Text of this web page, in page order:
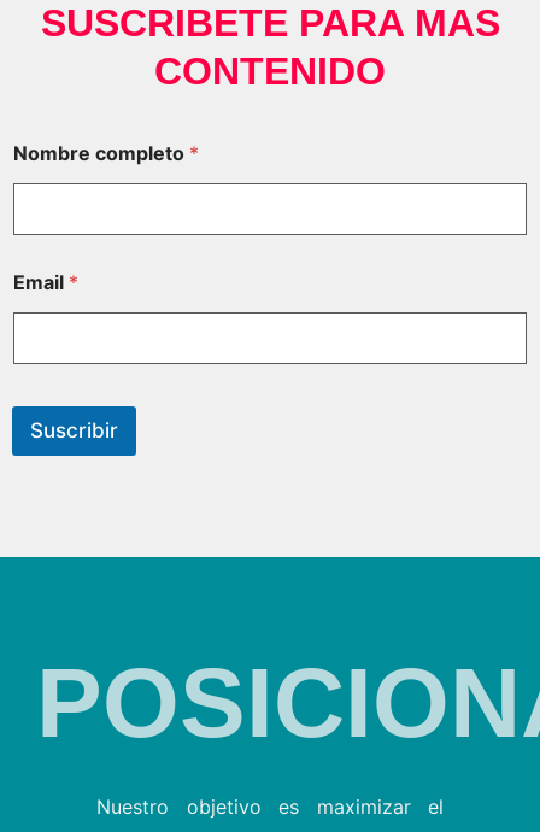
SUSCRIBETE PARA MAS
CONTENIDO
Nombre completo *
Email *
Suscribir
Nuestro objetivo es maximizar el